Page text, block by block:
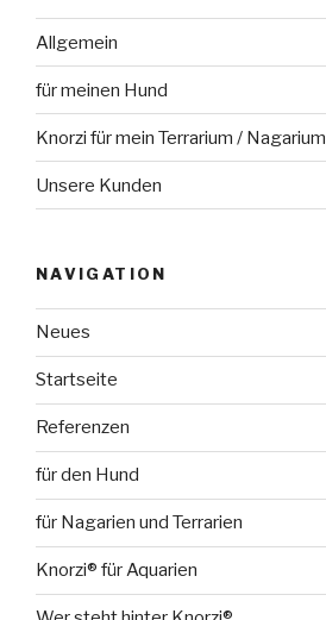
Allgemein
für meinen Hund
Knorzi für mein Terrarium / Nagarium
Unsere Kunden
NAVIGATION
Neues
Startseite
Referenzen
für den Hund
für Nagarien und Terrarien
Knorzi® für Aquarien